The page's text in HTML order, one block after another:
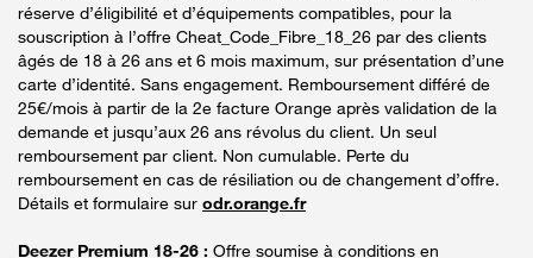
réserve d’éligibilité et d’équipements compatibles, pour la
souscription à l’offre Cheat_Code_Fibre_18_26 par des clients
âgés de 18 à 26 ans et 6 mois maximum, sur présentation d’une
carte d’identité. Sans engagement. Remboursement différé de
25€/mois à partir de la 2e facture Orange après validation de la
demande et jusqu’aux 26 ans révolus du client. Un seul
remboursement par client. Non cumulable. Perte du
remboursement en cas de résiliation ou de changement d’offre.
Détails et formulaire sur odr.orange.fr
Deezer Premium 18-26 : Offre soumise à conditions en